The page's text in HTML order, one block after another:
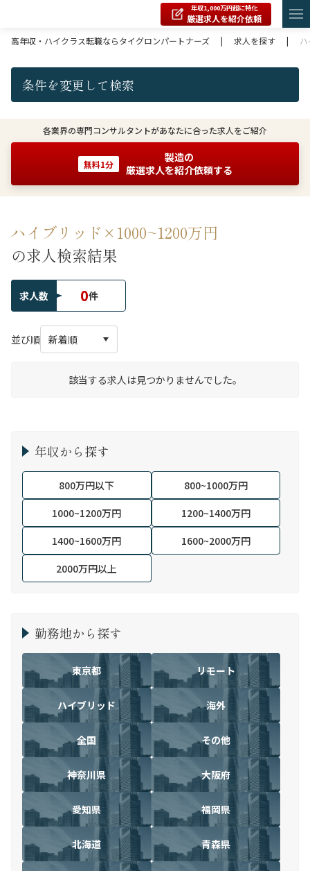
年収1,000万円超に特化
厳選求人を紹介依頼
高年収・ハイクラス転職ならタイグロンパートナーズ
| 求人を探す |
条件を変更して検索
各業界の専門コンサルタントがあなたに合った求人をご紹介
無料1分
製造の
厳選求人を紹介依頼する
ハイブリッド×1000~1200万円
の求人検索結果
求人数 0件
並び順
該当する求人は見つかりませんでした。
年収から探す
800万円以下
800~1000万円
1000~1200万円
1200~1400万円
1400~1600万円
1600~2000万円
2000万円以上
勤務地から探す
東京都 リモート
ハイブリッド 海外
全国 その他
神奈川県 大阪府
愛知県 福岡県
北海道 青森県